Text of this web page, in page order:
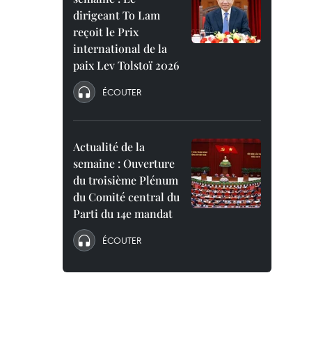
dirigeant To Lam
reçoit le Prix
international de la
paix Lev Tolstoï 2026
ÉCOUTER
Actualité de la
semaine : Ouverture
du troisième Plénum
du Comité central du
Parti du 14e mandat
ÉCOUTER